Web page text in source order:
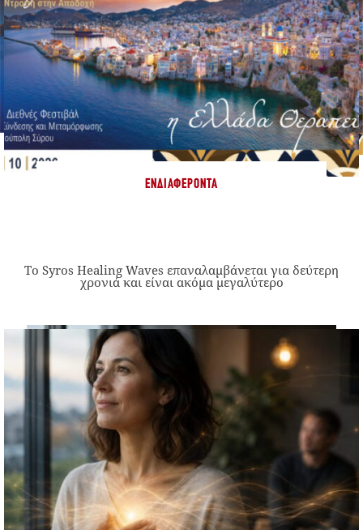
ΕΝΔΙΑΦΈΡΟΝΤΑ
Το Syros Healing Waves επαναλαμβάνεται για δεύτερη
χρονιά και είναι ακόμα μεγαλύτερο